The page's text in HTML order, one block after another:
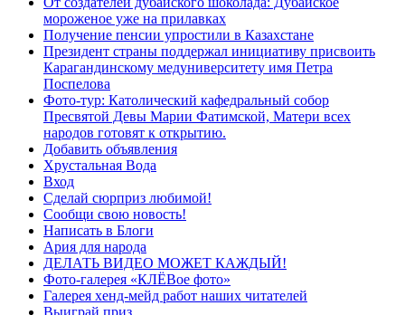
мороженое уже на прилавках
Получение пенсии упростили в Казахстане
Президент страны поддержал инициативу присвоить
Карагандинскому медуниверситету имя Петра
Поспелова
Фото-тур: Католический кафедральный собор
Пресвятой Девы Марии Фатимской, Матери всех
народов готовят к открытию.
Добавить объявления
Хрустальная Вода
Вход
Сделай сюрприз любимой!
Сообщи свою новость!
Написать в Блоги
Ария для народа
ДЕЛАТЬ ВИДЕО МОЖЕТ КАЖДЫЙ!
Фото-галерея «КЛЁВое фото»
Галерея хенд-мейд работ наших читателей